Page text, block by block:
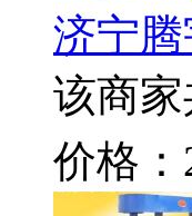
济宁
该商
价格：